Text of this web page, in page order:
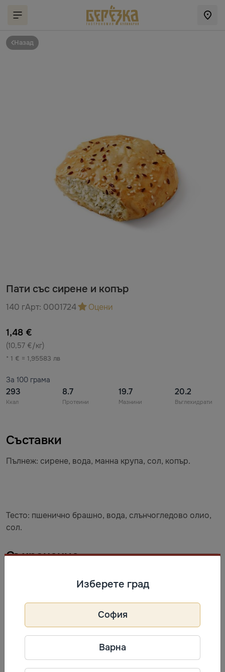
Назад
Пати със сирене и копър
140 гАрт: 0001724 Оцени
1,48 €
(10,57 €/кг)
* 1 € = 1,95583 лв
За 100 грама
293
Ккал
8.7
Протеини
19.7
Мазнини
20.2
Въглехидрати
Съставки
Пълнеж: сирене, вода, манна крупа, сол, копър.
Тесто: пшенично брашно, вода, слънчогледово олио,
сол.
Съхранение
Информация за производител
VALESTO
Адрес: 19-ти км от Старокиевския
Изберете град
София
Варна